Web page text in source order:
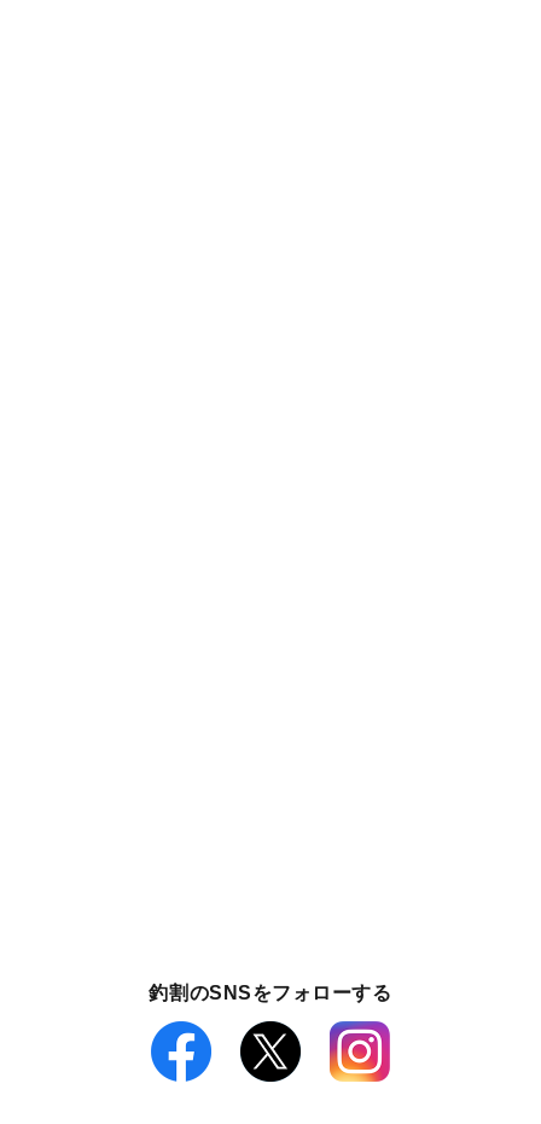
釣割のSNSをフォローする